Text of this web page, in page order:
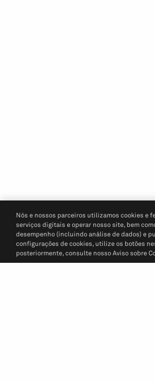
Nós e nossos parceiros utilizamos cookies e
serviços digitais e operar nosso site, bem
desempenho (incluindo análise de dados) e
configurações de cookies, utilize os botões
posteriormente, consulte nosso Aviso sobre